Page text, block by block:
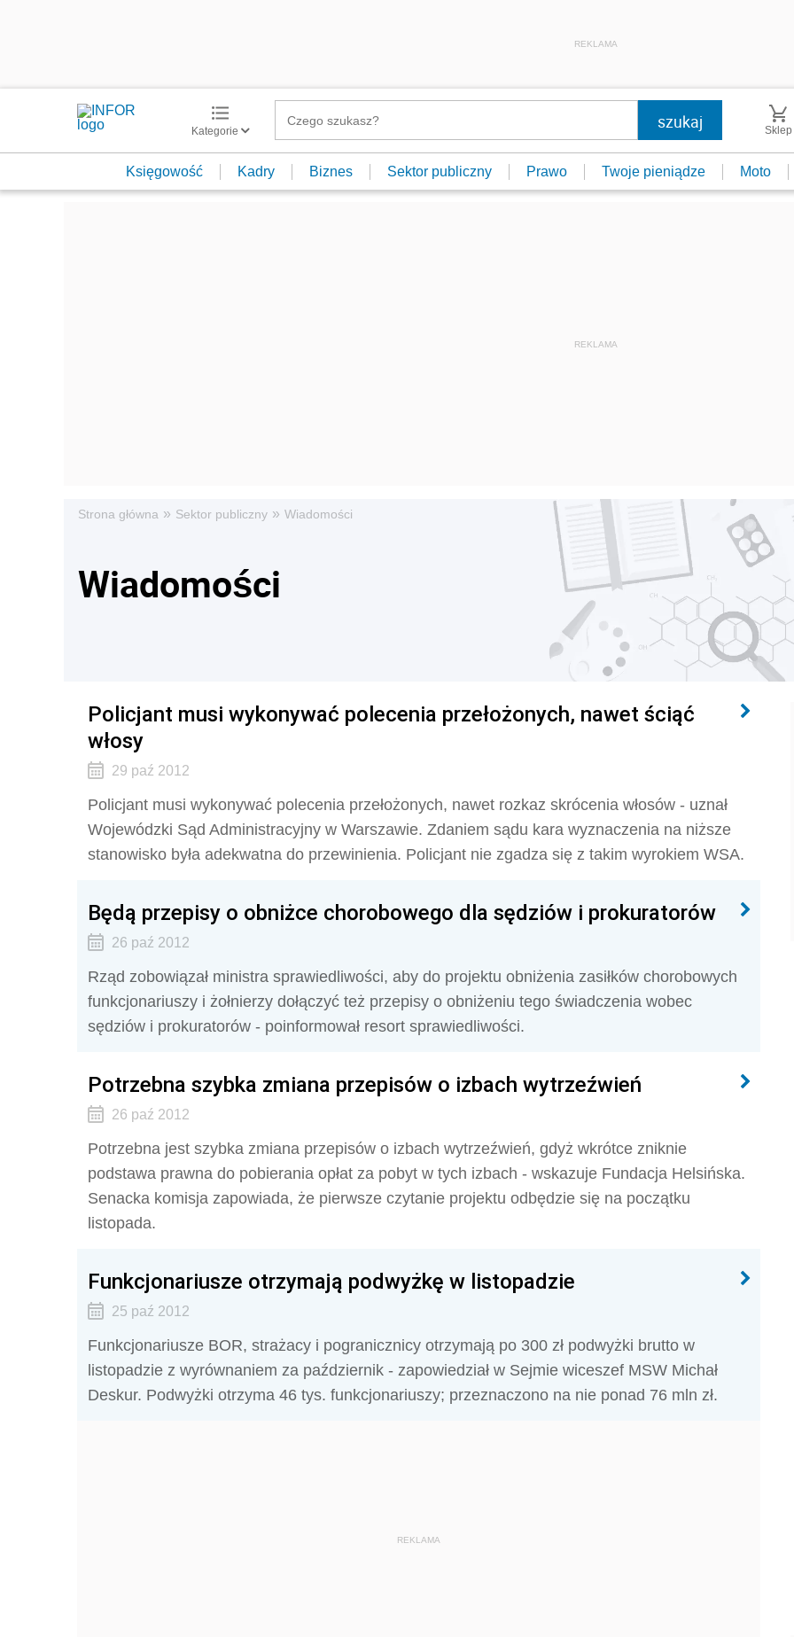
REKLAMA
Kategorie Sklep
Księgowość Kadry Biznes Sektor publiczny Prawo Twoje pieniądze Moto
Strona główna » Sektor publiczny » Wiadomości
Wiadomości
Policjant musi wykonywać polecenia przełożonych, nawet ściąć
włosy
29 paź 2012
Policjant musi wykonywać polecenia przełożonych, nawet rozkaz skrócenia włosów - uznał
Wojewódzki Sąd Administracyjny w Warszawie. Zdaniem sądu kara wyznaczenia na niższe
stanowisko była adekwatna do przewinienia. Policjant nie zgadza się z takim wyrokiem WSA.
Będą przepisy o obniżce chorobowego dla sędziów i prokuratorów
26 paź 2012
Rząd zobowiązał ministra sprawiedliwości, aby do projektu obniżenia zasiłków chorobowych
funkcjonariuszy i żołnierzy dołączyć też przepisy o obniżeniu tego świadczenia wobec
sędziów i prokuratorów - poinformował resort sprawiedliwości.
Potrzebna szybka zmiana przepisów o izbach wytrzeźwień
26 paź 2012
Potrzebna jest szybka zmiana przepisów o izbach wytrzeźwień, gdyż wkrótce zniknie
podstawa prawna do pobierania opłat za pobyt w tych izbach - wskazuje Fundacja Helsińska.
Senacka komisja zapowiada, że pierwsze czytanie projektu odbędzie się na początku
listopada.
Funkcjonariusze otrzymają podwyżkę w listopadzie
25 paź 2012
Funkcjonariusze BOR, strażacy i pogranicznicy otrzymają po 300 zł podwyżki brutto w
listopadzie z wyrównaniem za październik - zapowiedział w Sejmie wiceszef MSW Michał
Deskur. Podwyżki otrzyma 46 tys. funkcjonariuszy; przeznaczono na nie ponad 76 mln zł.
REKLAMA